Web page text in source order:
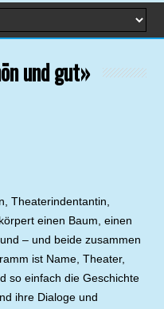
und gut»
Theaterindentantin,
einen Baum, einen
– und beide zusammen
ist Name, Theater,
so einfach die Geschichte
ihre Dialoge und